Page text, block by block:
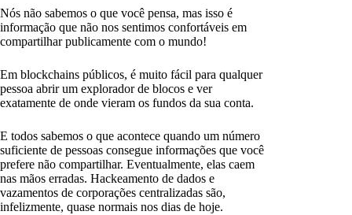
Nós não sabemos o que você pensa, mas isso é
informação que não nos sentimos confortáveis em
compartilhar publicamente com o mundo!
Em blockchains públicos, é muito fácil para qualquer
pessoa abrir um explorador de blocos e ver
exatamente de onde vieram os fundos da sua conta.
E todos sabemos o que acontece quando um número
suficiente de pessoas consegue informações que você
prefere não compartilhar. Eventualmente, elas caem
nas mãos erradas. Hackeamento de dados e
vazamentos de corporações centralizadas são,
infelizmente, quase normais nos dias de hoje.